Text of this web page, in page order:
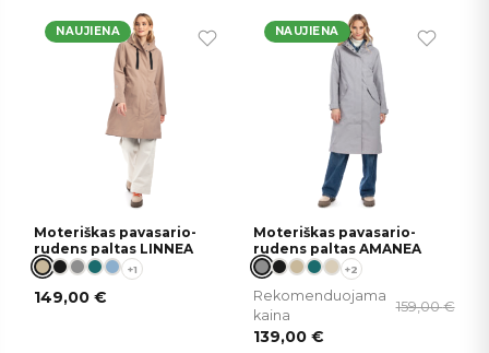
NAUJIENA
Moteriškas pavasario-
rudens paltas LINNEA
+1
149,00€
NAUJIENA
Moteriškas pavasario-
rudens paltas AMANEA
+2
Rekomenduojama
kaina
159,00€
139,00 €